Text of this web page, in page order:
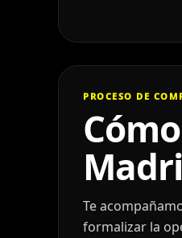
PROCESO DE
Te
formalizar la